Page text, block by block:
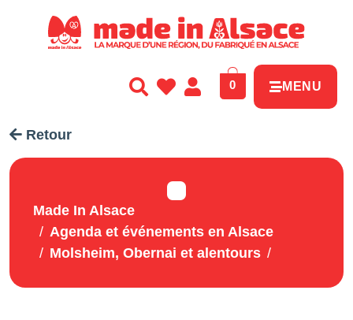
0 MENU
Retour
Made In Alsace
Agenda et événements en Alsace
Molsheim, Obernai et alentours